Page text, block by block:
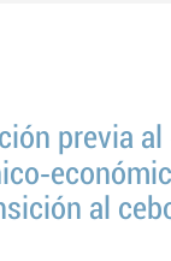
previa
al